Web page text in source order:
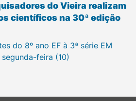
do Vieira realizam
científicos na 30ª edição
do 8º ano EF à 3ª série EM
feira (10)